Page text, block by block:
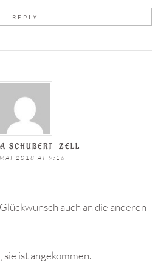
REPLY
SCHUBERT-ZELL
2018 AT 9:16
auch an die anderen
sie ist angekommen.